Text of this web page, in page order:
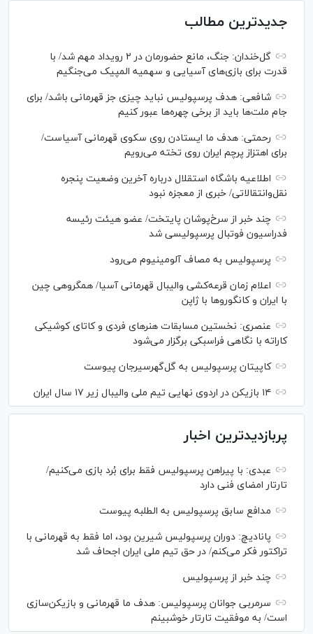
جدیدترین مطالب
گل‌خندان: جنگ، مانع حضورمان در ۲ رویداد مهم شد/ با
قدرت برای بازی‌های آسیایی و سهمیه المپیک می‌جنگیم
شافعی: هدف پرسپولیس نباید چیزی جز قهرمانی باشد/ برای
جام ملت‌ها باید از برخی چهره‌ها عبور کنیم
رحمتی: هدف ما ایستادن روی سکوی قهرمانی آسیاست/
برای اهتزاز پرچم ایران روی تخته می‌رویم
اطلاعیه باشگاه استقلال درباره آخرین وضعیت پنجره
نقل‌وانتقالاتی/ خبری از معجزه نبود
چند خبر از سرخ‌پوشان پایتخت/ عضو هیئت رئیسه
فدراسیون فوتبال پرسپولیسی شد
پرسپولیس به مصاف آلومینیوم می‌رود
اعلام زمان قرعه‌کشی والیبال قهرمانی آسیا/ همگروهی چین
با ایران و کانگورو‌ها با ژاپن
عنصری: نخستین مسابقات هنر‌های فردی و کاتای کوشیکی
کاراته با نگاهی فراسبکی برگزار می‌شود
کاپیتان پرسپولیس به گل‌گهرسیرجان پیوست
۱۴ بازیکن در اردوی نهایی تیم ملی والیبال زیر ۱۷ سال ایران
پربازدیدترین اخبار
عبدی: با پیراهن پرسپولیس فقط برای بُرد بازی می‌کنیم/
تارتار امضای فنی دارد
مدافع سابق پرسپولیس به الطلبه پیوست
پانادیچ: دوران پرسپولیس شیرین بود، اما فقط به قهرمانی با
تراکتور فکر می‌کنم/ در حق تیم ملی ایران اجحاف شد
چند خبر از پرسپولیس
سرمربی جوانان پرسپولیس: هدف ما قهرمانی و بازیکن‌سازی
است/ به موفقیت تارتار خوشبینم